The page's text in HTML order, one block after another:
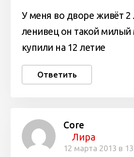
У меня во дворе живёт 2
ленивец он такой милый
купили на 12 летие
Ответить
Core
Лира
12 марта 2013 в